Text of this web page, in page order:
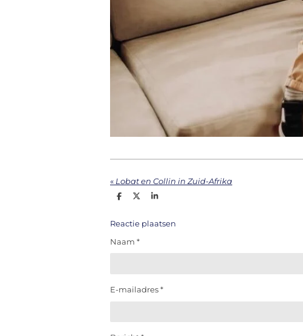
« Lobat en Collin in Zuid-Afrika
D
e
D
l
S
r
Reactie plaatsen
Naam *
E-mailadres *